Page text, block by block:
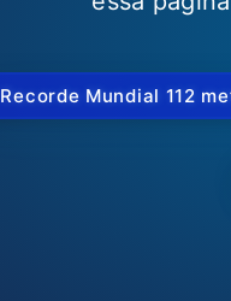
Recorde Mundial 112